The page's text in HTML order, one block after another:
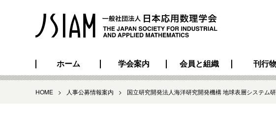
ホーム 学会案内 会員と組織 刊行
HOME > 人事公募情報案内 > 国立研究開発法人海洋研究開発機構 地球表層システム